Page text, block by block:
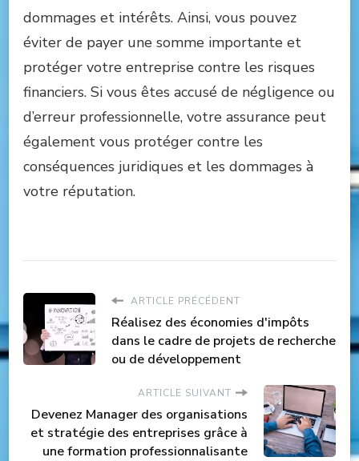
dommages et intérêts. Ainsi, vous pouvez
éviter de payer une somme importante et
protéger votre entreprise contre les risques
financiers. Si vous êtes accusé de négligence ou
d’erreur professionnelle, votre assurance peut
également vous protéger contre les
conséquences juridiques et les dommages à
votre réputation.
ARTICLE PRÉCÉDENT
Réalisez des économies d'impôts
dans le cadre de projets de recherche
ou de développement
ARTICLE SUIVANT
Devenez Manager des organisations
et stratégie des entreprises grâce à
une formation professionnalisante